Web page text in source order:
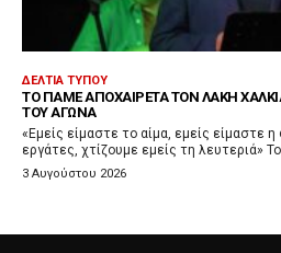
ΔΕΛΤΊΑ ΤΎΠΟΥ
ΤΟ ΠΑΜΕ ΑΠΟΧΑΙΡΕΤΆ ΤΟΝ ΛΆΚΗ
ΤΟΥ ΑΓΏΝΑ
«Εμείς είμαστε το αίμα, εμείς είμαστε η φωτιά. Εμείς
εργάτες, χτίζουμε εμείς τη λευτεριά»
3 Αυγούστου 2026